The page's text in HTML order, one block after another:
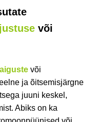
või
või
ja õitsemisjärgne
juuni keskel,
Abiks on ka